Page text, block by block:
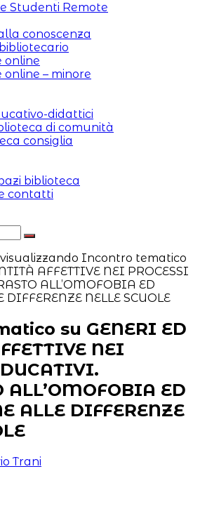
Studenti Remote
conoscenza
online
online – minore
didattici
di comunità
consiglia
biblioteca
contatti
su GENERI ED
NEI
ALL’OMOFOBIA ED
ALLE DIFFERENZE
Trani